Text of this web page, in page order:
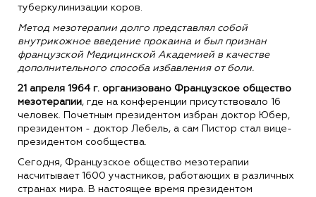
туберкулинизации коров.
Метод мезотерапии долго представлял собой
внутрикожное введение прокаина и был признан
французской Медицинской Академией в качестве
дополнительного способа избавления от боли.
21 апреля 1964 г. организовано Французское общество
мезотерапии, где на конференции присутствовало 16
человек. Почетным президентом избран доктор Юбер,
президентом - доктор Лебель, а сам Пистор стал вице-
президентом сообщества.
Сегодня, Французское общество мезотерапии
насчитывает 1600 участников, работающих в различных
странах мира. В настоящее время президентом